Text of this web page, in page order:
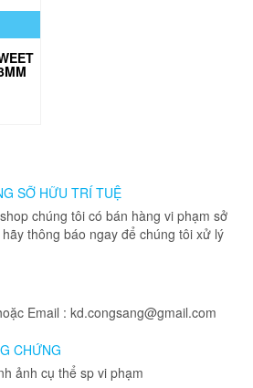
SỠ HỮU TRÍ TUỆ
chúng tôi có bán hàng vi phạm sở
thông báo ngay để chúng tôi xử lý
Email : kd.congsang@gmail.com
CHỨNG
ảnh cụ thể sp vi phạm